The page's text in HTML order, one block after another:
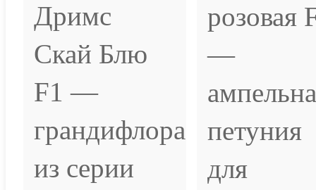
Дримс
Скай Блю
F1 —
грандифлора
из серии
розовая
—
петуния
для